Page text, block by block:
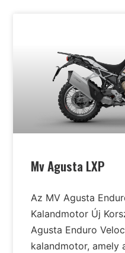
Mv Agusta LXP
Az MV Agusta
Kalandmotor Új
Agusta Enduro
kalandmotor, amely